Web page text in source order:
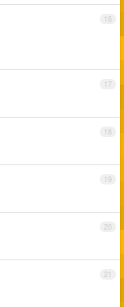
16
17
18
19
20
21